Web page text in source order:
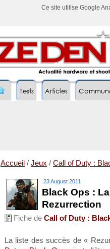
Ce site utilise Google
Tests Articles
Accueil / Jeux / Call of Duty :
23 August 2011
Black Ops :
Rezurrection
Fiche de Call of Duty :
La liste des succès de «